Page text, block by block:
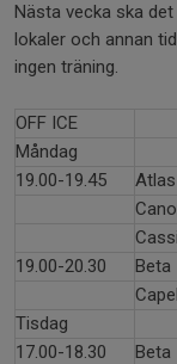
Nästa vecka ska
lokaler och annan
ingen träning.
OFF ICE
Måndag
19.00-19.45
Atlas
19.00-20.30
Beta
Tisdag
17.00-18.30
Beta